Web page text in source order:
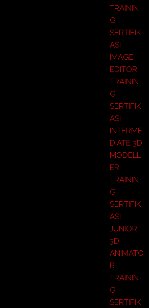
TRAININ
G
SERTIFIK
ASI
IMAGE
EDITOR
TRAININ
G
SERTIFIK
ASI
INTERME
DIATE 3D
MODELL
ER
TRAININ
G
SERTIFIK
ASI
JUNIOR
3D
ANIMATO
R
TRAININ
G
SERTIFIK